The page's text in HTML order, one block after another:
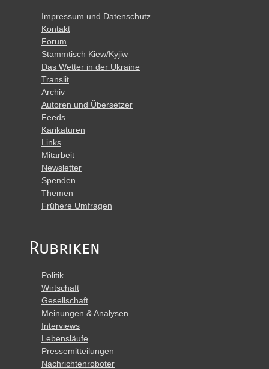
Impressum und Datenschutz
Kontakt
Forum
Stammtisch Kiew/Kyjiw
Das Wetter in der Ukraine
Translit
Archiv
Autoren und Übersetzer
Feeds
Karikaturen
Links
Mitarbeit
Newsletter
Spenden
Themen
Frühere Umfragen
Rubriken
Politik
Wirtschaft
Gesellschaft
Meinungen & Analysen
Interviews
Lebensläufe
Pressemitteilungen
Nachrichtenroboter